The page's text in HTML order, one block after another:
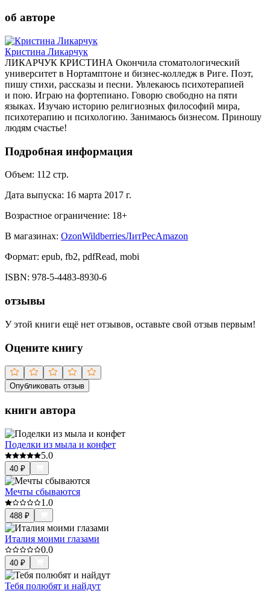
об авторе
Кристина Ликарчук
ЛИКАРЧУК КРИСТИНА Окончила стоматологический
университет в Нортамптоне и бизнес-колледж в Риге. Поэт,
пишу стихи, рассказы и песни. Увлекаюсь психотерапией
и пою. Играю на фортепиано. Говорю свободно на пяти
языках. Изучаю историю религиозных философий мира,
психотерапию и психологию. Занимаюсь бизнесом. Приношу
людям счастье!
Подробная информация
Объем: 112 стр.
Дата выпуска: 16 марта 2017 г.
Возрастное ограничение: 18+
В магазинах: OzonWildberriesЛитРесAmazon
Формат: epub, fb2, pdfRead, mobi
ISBN: 978-5-4483-8930-6
отзывы
У этой книги ещё нет отзывов, оставьте свой отзыв первым!
Оцените книгу
Опубликовать отзыв
книги автора
Поделки из мыла и конфет
5.0
40 ₽
Мечты сбываются
1.0
488 ₽
Италия моими глазами
0.0
40 ₽
Тебя полюбят и найдут